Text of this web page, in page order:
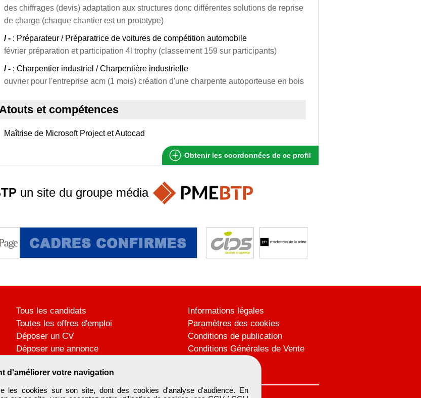
des chiffrages (devis) adaptation aux structures donc différentes solutions de reprise
de charge (chaque chantier est un prototype)
/ - : Préparateur / Préparatrice de voitures de compétition automobile
février préparation et participation 4l trophy (classement 159 sur participants)
/ - : Charpentier industriel / Charpentière industrielle
ouvrier pour l'entreprise acm (1 mois) création d'une charpente autoporteuse en bois
et compétences
Maîtrise de Microsoft Project et Autocad
Obtenir les coordonnées de ce profil
d'améliorer votre navigation
les cookies sur son site, dont des cookies d'analyse d'audience. En
un site du groupe média
Tous les candidats
Toutes les offres d'emploi
Déposer un CV
Déposer une annonce
Informations légales
Paramètres des cookies
Conditions de publication
Conditions Générales de Vente